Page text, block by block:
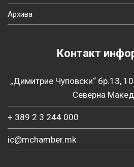
Архива
Контакт
„Димитрие Чуповски“ бр.13,
Северна
+ 389 2 3 244 000
ic@mchamber.mk